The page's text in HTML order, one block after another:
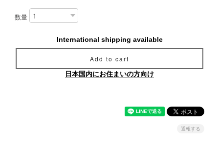
数量
International shipping available
Add to cart
日本国内にお住まいの方向け
通報する